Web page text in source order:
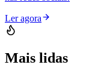
Ler agora
Mais lidas